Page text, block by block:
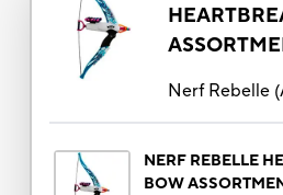
Nerf Rebelle(
NERF REBELLE
BOW